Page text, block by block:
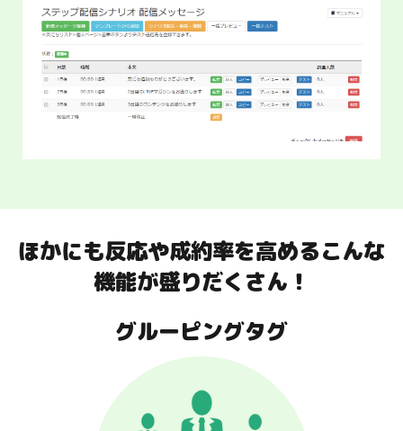
ステップシナリオ配信機能を詳しく見る
ほかにも反応や成約率を高めるこんな
機能が盛りだくさん！
グルーピングタグ